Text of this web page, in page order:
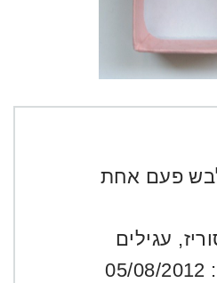
פעם אחת
, עגילים
05/08/2012